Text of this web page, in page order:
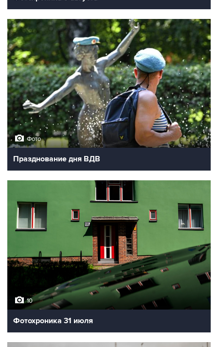
Фото
Празднование дня ВДВ
10
Фотохроника 31 июля